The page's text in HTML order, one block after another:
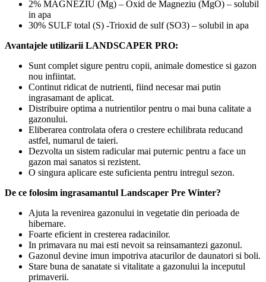
2% MAGNEZIU (Mg) – Oxid de Magneziu (MgO) – solubil
in apa
30% SULF total (S) -Trioxid de sulf (SO3) – solubil in apa
Avantajele utilizarii LANDSCAPER PRO:
Sunt complet sigure pentru copii, animale domestice si gazon
nou infiintat.
Continut ridicat de nutrienti, fiind necesar mai putin
ingrasamant de aplicat.
Distribuire optima a nutrientilor pentru o mai buna calitate a
gazonului.
Eliberarea controlata ofera o crestere echilibrata reducand
astfel, numarul de taieri.
Dezvolta un sistem radicular mai puternic pentru a face un
gazon mai sanatos si rezistent.
O singura aplicare este suficienta pentru intregul sezon.
De ce folosim ingrasamantul Landscaper Pre Winter?
Ajuta la revenirea gazonului in vegetatie din perioada de
hibernare.
Foarte eficient in cresterea radacinilor.
In primavara nu mai esti nevoit sa reinsamantezi gazonul.
Gazonul devine imun impotriva atacurilor de daunatori si boli.
Stare buna de sanatate si vitalitate a gazonului la inceputul
primaverii.